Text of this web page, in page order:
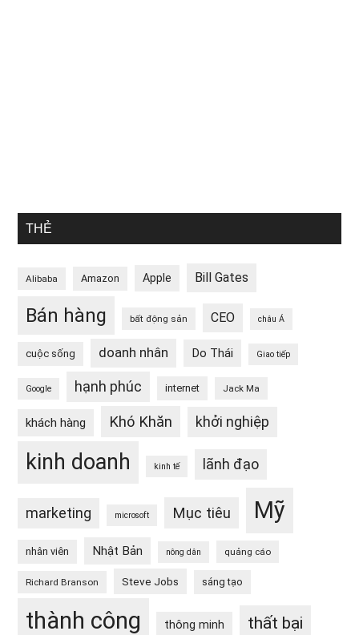
THẺ
Alibaba Amazon Apple Bill Gates
Bán hàng bất động sản CEO châu Á
cuộc sống doanh nhân Do Thái Giao tiếp
Google hạnh phúc internet Jack Ma
khách hàng Khó Khăn khởi nghiệp
kinh doanh kinh tế lãnh đạo
marketing microsoft Mục tiêu Mỹ
nhân viên Nhật Bản nông dân quảng cáo
Richard Branson Steve Jobs sáng tạo
thành công thông minh thất bại